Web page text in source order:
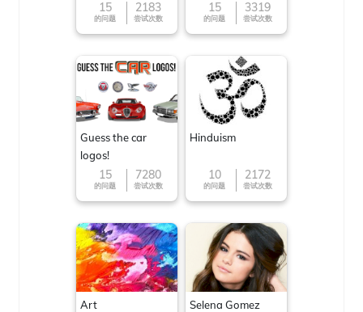
15
的问题
2183
尝试次数
15
的问题
3319
尝试次数
Guess the car
logos!
15
的问题
7280
尝试次数
Hinduism
10
的问题
2172
尝试次数
Art Selena Gomez